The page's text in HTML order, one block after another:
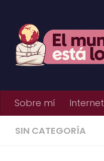
Sobre mí Internet
SIN CATEGORÍA